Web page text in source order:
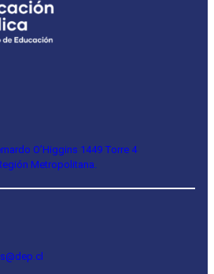
O’Higgins 1449 Torre 4
Metropolitana.